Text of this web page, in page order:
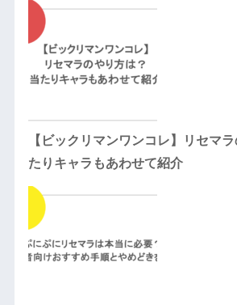
【ビックリマンワンコレ】リセマ
たりキャラもあわせて紹介